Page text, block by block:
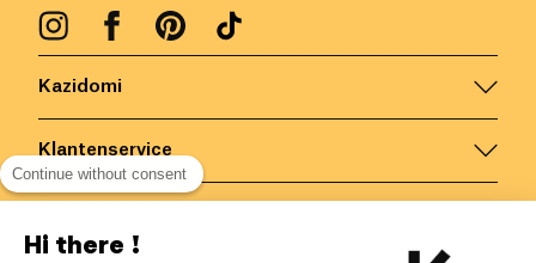
Kazidomi
Klantenservice
Continue without consent
Hi there !